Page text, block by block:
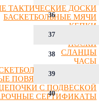
ТАКТИЧЕСКИЕ ДОСКИ
БАСКЕТБОЛЬНЫЕ МЯЧИ
КЕПКИ
НОСКИ
СЛАНЦЫ
ЧАСЫ
ФИГУРКИ
ПОВЯЗКИ НА ГОЛОВУ
С ПОДВЕСКОЙ
СЕРТИФИКАТЫ
36
37
38
39
40